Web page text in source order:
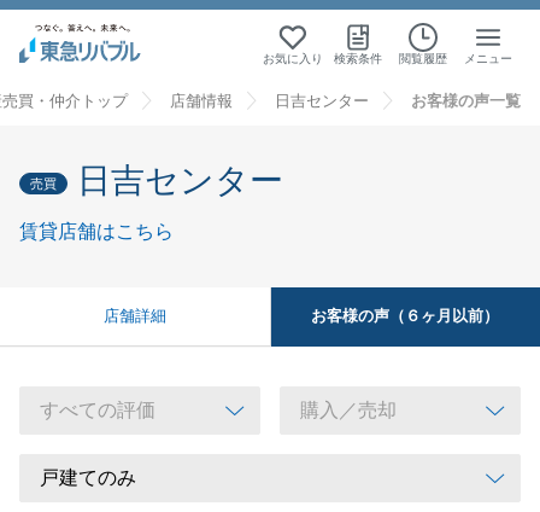
お気に入り 検索条件 閲覧履歴 メニュー
買・仲介トップ 店舗情報 日吉センター お客様の声一覧
売買 日吉センター
賃貸店舗はこちら
店舗詳細 お客様の声（６ヶ月以前）